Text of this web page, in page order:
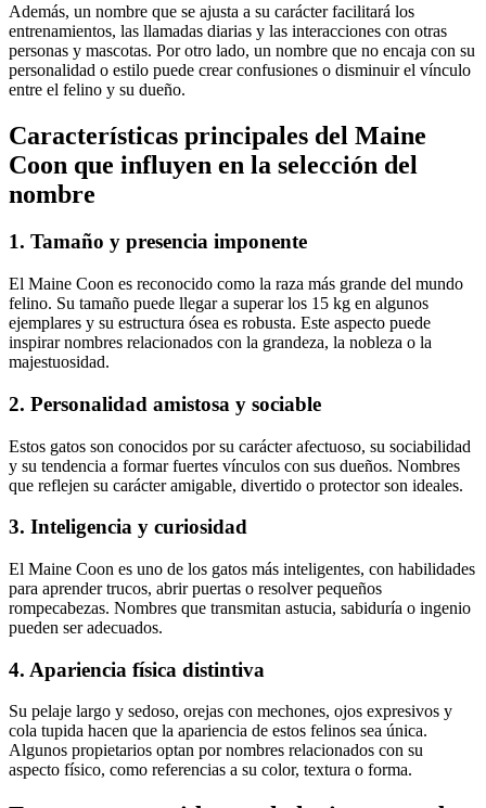
Además, un nombre que se ajusta a su carácter facilitará los
entrenamientos, las llamadas diarias y las interacciones con otras
personas y mascotas. Por otro lado, un nombre que no encaja con su
personalidad o estilo puede crear confusiones o disminuir el vínculo
entre el felino y su dueño.
Características principales del Maine
Coon que influyen en la selección del
nombre
1. Tamaño y presencia imponente
El Maine Coon es reconocido como la raza más grande del mundo
felino. Su tamaño puede llegar a superar los 15 kg en algunos
ejemplares y su estructura ósea es robusta. Este aspecto puede
inspirar nombres relacionados con la grandeza, la nobleza o la
majestuosidad.
2. Personalidad amistosa y sociable
Estos gatos son conocidos por su carácter afectuoso, su sociabilidad
y su tendencia a formar fuertes vínculos con sus dueños. Nombres
que reflejen su carácter amigable, divertido o protector son ideales.
3. Inteligencia y curiosidad
El Maine Coon es uno de los gatos más inteligentes, con habilidades
para aprender trucos, abrir puertas o resolver pequeños
rompecabezas. Nombres que transmitan astucia, sabiduría o ingenio
pueden ser adecuados.
4. Apariencia física distintiva
Su pelaje largo y sedoso, orejas con mechones, ojos expresivos y
cola tupida hacen que la apariencia de estos felinos sea única.
Algunos propietarios optan por nombres relacionados con su
aspecto físico, como referencias a su color, textura o forma.